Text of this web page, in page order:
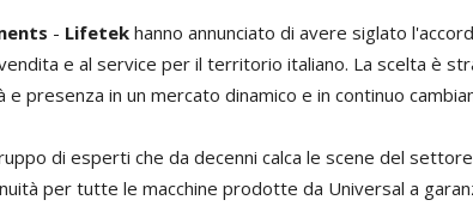
- Lifetek hanno annunciato di avere siglato
e al service per il territorio italiano. La scelta è
e presenza in un mercato dinamico e in continuo
di esperti che da decenni calca le scene del
per tutte le macchine prodotte da Universal a